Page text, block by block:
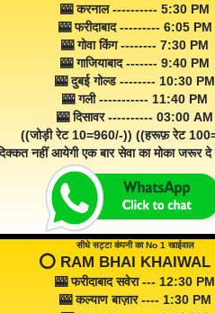
🎰 करनाल ---------- 5:30 PM
🎰 फरीदाबाद --------- 6:05 PM
🎰 गोवा किंग -------- 7:30 PM
🎰 गाजियाबाद ------- 9:40 PM
🎰 दुबई गोल्ड -------- 10:30 PM
🎰 गली ----------- 11:40 PM
🎰 दिसावर ---------- 03:00 AM
((जोड़ी रेट 10=960/-)) ((हरूफ़ रेट
नहीं आयेगी एक बार सेवा का मोका जरूर दे
सीधे सट्टा कंपनी का No 1 खाईवाल
⭕️ RAM BHAI KHAIWAL
🎰 फरीदाबाद सवेरा --- 12:30 PM
🎰 कल्याण बाज़ार ---- 1:30 PM